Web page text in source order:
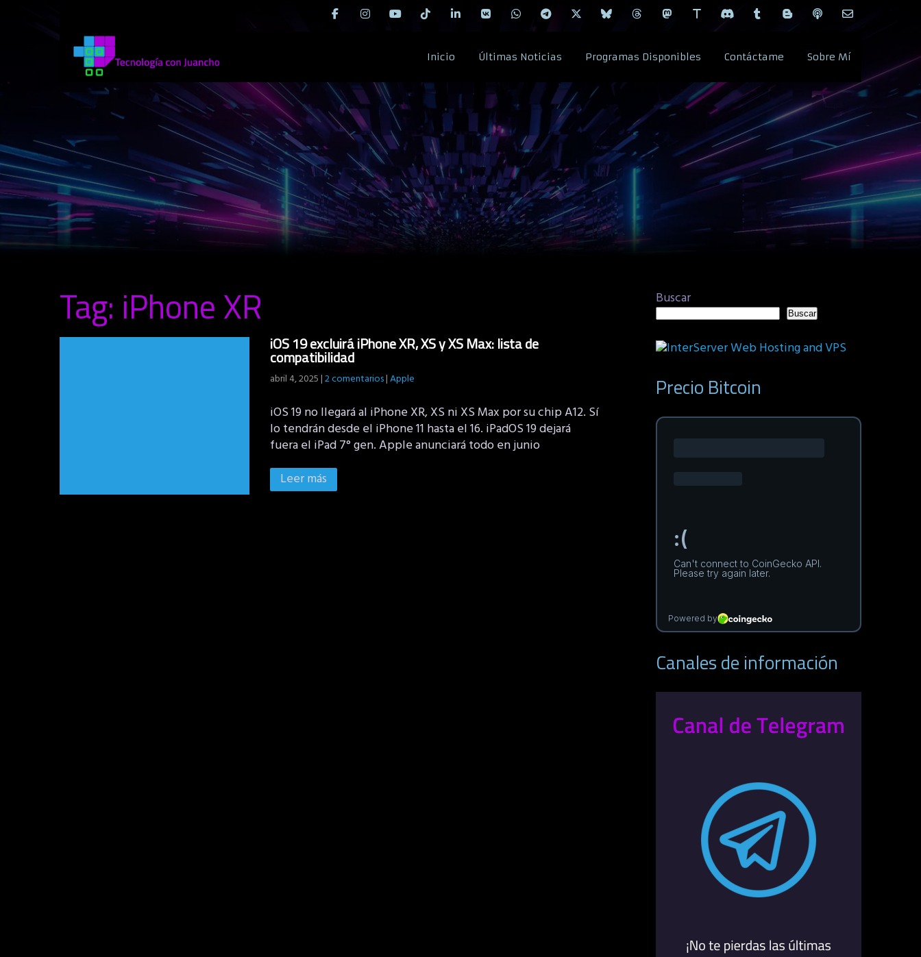
Inicio Últimas Noticias Programas Disponibles Contáctame Sobre Mí
Tag: iPhone XR
iOS 19 excluirá iPhone XR, XS y XS Max: lista de
compatibilidad
abril 4, 2025|2 comentarios|Apple
iOS 19 no llegará al iPhone XR, XS ni XS Max por su chip A12. Sí
lo tendrán desde el iPhone 11 hasta el 16. iPadOS 19 dejará
fuera el iPad 7° gen. Apple anunciará todo en junio
Leer más
Buscar
Buscar
Precio Bitcoin
Canales de información